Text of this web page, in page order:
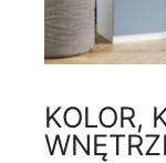
KOLOR,